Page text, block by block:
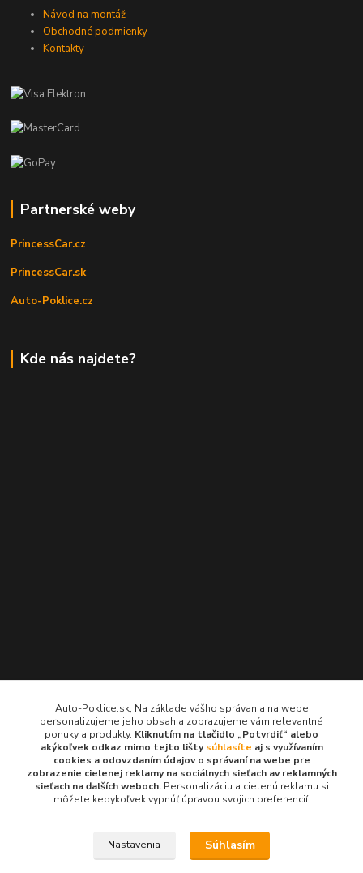
Návod na montáž
Obchodné podmienky
Kontakty
Partnerské weby
PrincessCar.cz
PrincessCar.sk
Auto-Poklice.cz
Kde nás najdete?
Kontakty
Auto-Poklice.sk
(Po-Pia, 8-16 hod.)
info@auto-poklice.sk
Auto-Poklice.sk, Na základe vášho správania na webe
personalizujeme jeho obsah a zobrazujeme vám relevantné
ponuky a produkty. Kliknutím na tlačidlo „Potvrdiť“ alebo
akýkoľvek odkaz mimo tejto lištysúhlasíte aj s využívaním
cookies a odovzdaním údajov o správaní na webe pre
zobrazenie cielenej reklamy na sociálnych sieťach av reklamných
sieťach na ďalších weboch.Personalizáciu a cielenú reklamu si
môžete kedykoľvek vypnúť úpravou svojich preferencií.
Nastavenia Súhlasím